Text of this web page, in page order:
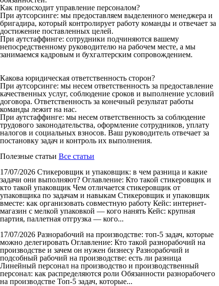
Как происходит управление персоналом?
При аутсорсинге: мы предоставляем выделенного менеджера и
бригадира, который контролирует работу команды и отвечает за
достижение поставленных целей.
При аутстаффинге: сотрудники подчиняются вашему
непосредственному руководителю на рабочем месте, а мы
занимаемся кадровым и бухгалтерским сопровождением.
Какова юридическая ответственность сторон?
При аутсорсинге: мы несем ответственность за предоставление
качественных услуг, соблюдение сроков и выполнение условий
договора. Ответственность за конечный результат работы
команды лежит на нас.
При аутстаффинге: мы несем ответственность за соблюдение
трудового законодательства, оформление сотрудников, уплату
налогов и социальных взносов. Ваш руководитель отвечает за
постановку задач и контроль их выполнения.
Полезные статьи Все статьи
17/07/2026 Стикеровщик и упаковщик: в чем разница и какие
задачи они выполняют? Оглавление: Кто такой стикеровщик и
кто такой упаковщик Чем отличается стикеровщик от
упаковщика по задачам и навыкам Стикеровщик и упаковщик
вместе: как организовать совместную работу Кейс: интернет-
магазин с мелкой упаковкой — кого нанять Кейс: крупная
партия, паллетная отгрузка — кого...
17/07/2026 Разнорабочий на производстве: топ-5 задач, которые
можно делегировать Оглавление: Кто такой разнорабочий на
производстве и зачем он нужен бизнесу Разнорабочий и
подсобный рабочий на производстве: есть ли разница
Линейный персонал на производство и производственный
персонал: как распределяются роли Обязанности разнорабочего
на производстве Топ-5 задач, которые...